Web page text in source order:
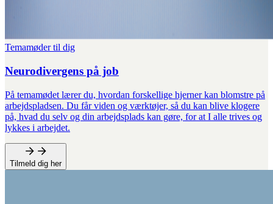
Temamøder til dig
Neurodivergens på job
På temamødet lærer du, hvordan forskellige hjerner kan blomstre på
arbejdspladsen. Du får viden og værktøjer, så du kan blive klogere
på, hvad du selv og din arbejdsplads kan gøre, for at I alle trives og
lykkes i arbejdet.
Tilmeld dig her